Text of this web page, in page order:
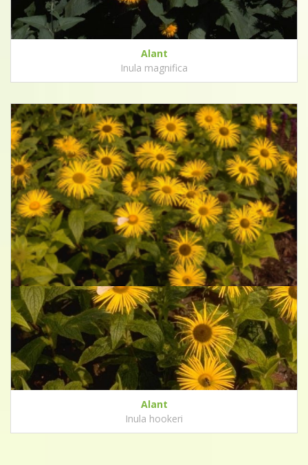
Alant
Inula magnifica
Alant
Inula hookeri